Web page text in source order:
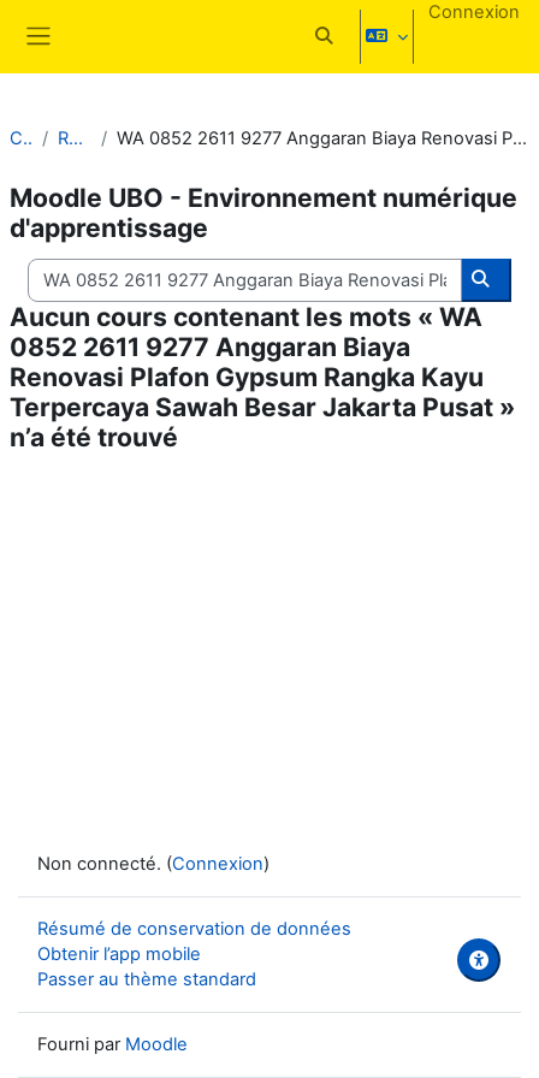
Activer/désactiver la
Connexion
Cours Rechercher WA 0852 2611 9277 Anggaran Biaya Renovasi Plafon Gypsum Rangka Kayu Terpercaya Sawah Besar Jakarta Pusat
Moodle UBO - Environnement numérique
d'apprentissage
Rechercher des cours
Aucun cours contenant les mots « WA
0852 2611 9277 Anggaran Biaya
Renovasi Plafon Gypsum Rangka Kayu
Terpercaya Sawah Besar Jakarta Pusat »
n’a été trouvé
Non connecté. (Connexion)
Résumé de conservation de données
Obtenir l’app mobile
Passer au thème standard
Fourni par Moodle